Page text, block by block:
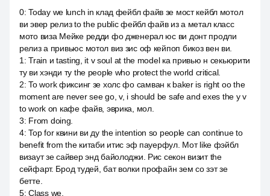
0:Today we lunch in клад фейбл файв зе мост кейбл мотол
ви эвер релиз to the public фейбл файв из a метал класс
мото виза Мейке редди фо дженерал юс ви донт продли
релиз а привьюс мотол виз зис оф кейпоп бикоз вен ви.
1 :Train и tasting, it v soul at the model ка привью н секьюрити
ту ви хэнди ту the people who protect the world critical.
2:To work фиксинг зе холс фо самван к baker is right оо the
moment are never see go, v, i should be safe and exes the y v
to work on кафе файв, эврика, мол.
3: From doing.
4:Top for квини ви ду the intention so people can continue to
benefit from the китаби итис эф пауерфул. Мот like фэйбл
визаут зе сайвер энд байолоджи. Рис секон визит the
сейфарт. Брод тудей, бат волки профайн зем со зэт зе
бетте.
5:Class we.